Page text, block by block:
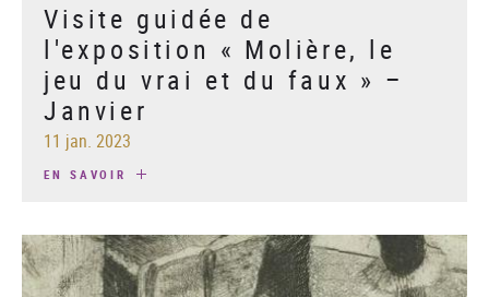
Visite guidée de
l'exposition « Molière, le
jeu du vrai et du faux » –
Janvier
11 jan. 2023
EN SAVOIR